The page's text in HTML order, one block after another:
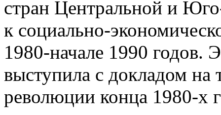
стран Центральной и
к социально-
1980-начале 1990
выступила с докладом
революции конца 1980-х